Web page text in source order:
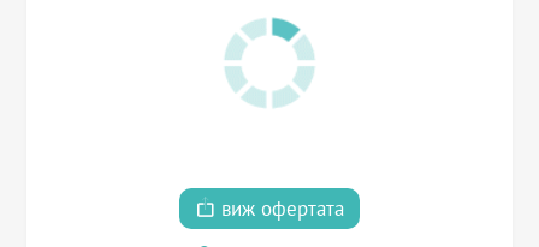
виж офертата